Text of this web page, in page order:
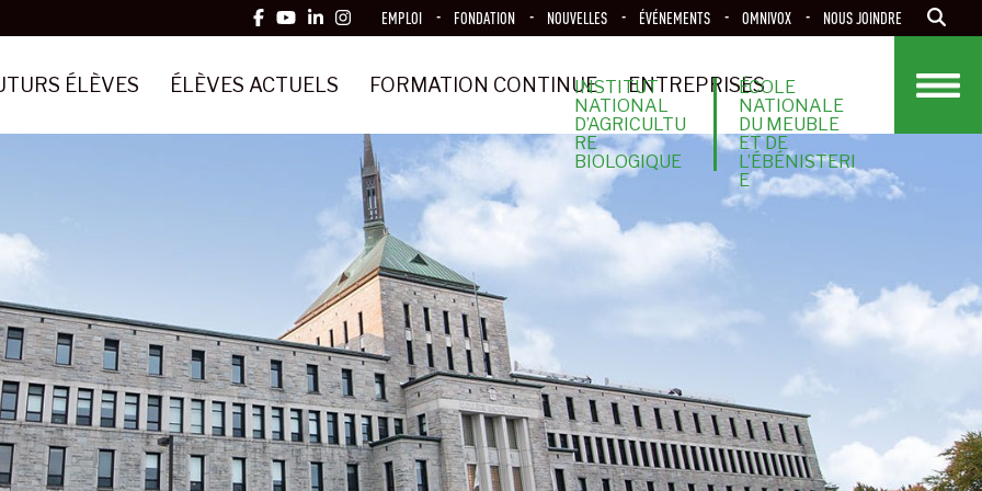
EMPLOI FONDATION NOUVELLES ÉVÉNEMENTS OMNIVOX NOUS JOINDRE
ÉLÈVES ÉLÈVES ACTUELS FORMATION CONTINUE ENTREPRISESÉCOLE
NATIONALE
DU MEUBLE
ET DE
L’ÉBÉNISTERI
E
INSTITUT
NATIONAL
D’AGRICULTU
RE
BIOLOGIQUE